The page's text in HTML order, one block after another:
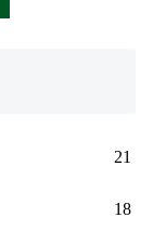
21
18